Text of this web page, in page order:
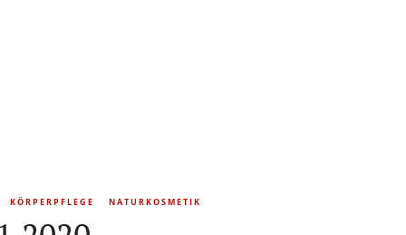
KÖRPERPFLEGE NATURKOSMETIK